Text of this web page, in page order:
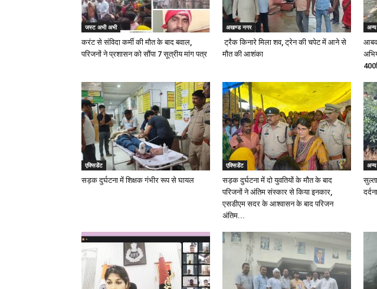
जस्ट अभी अभी
करंट से संविदा कर्मी की मौत के बाद बवाल,
परिजनों ने प्रशासन को सौंपा 7 सूत्रीय मांग पत्र
अखण्ड नगर
ट्रैक किनारे मिला शव, ट्रेन की चपेट में आने से
मौत की आशंका
एक्सिडेंट
सड़क दुर्घटना में शिक्षक गंभीर रूप से घायल
एक्सिडेंट
सड़क दुर्घटना में दो युवतियों के मौत के बाद
परिजनों ने अंतिम संस्कार से किया इनकार,
एसडीएम सदर के आश्वासन के बाद परिजन
अंतिम...